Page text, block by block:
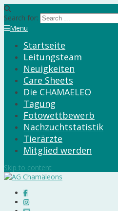
Search for:
Menu
Startseite
Leitungsteam
Neuigkeiten
Care Sheets
Die CHAMAELEO
Tagung
Fotowettbewerb
Nachzuchtstatistik
Tierärzte
Mitglied werden
Skip to content